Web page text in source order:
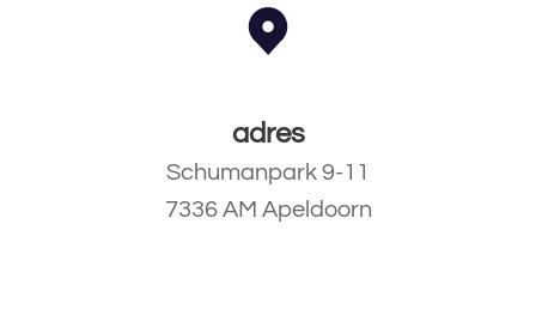
adres
Schumanpark 9-11
7336 AM Apeldoorn